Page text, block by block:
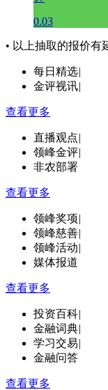
0.03
• 以上抽取的报价有
每日精选|
金评视讯|
查看更多
直播观点|
领峰金评|
非农部署
查看更多
领峰奖项|
领峰慈善|
领峰活动|
媒体报道
查看更多
投资百科|
金融词典|
学习交易|
金融问答
查看更多